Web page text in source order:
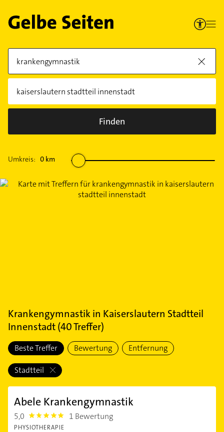
Finden
Umkreis: 0 km
Krankengymnastikin Kaiserslautern Stadtteil
Innenstadt(40Treffer)
Beste Treffer Bewertung Entfernung
Stadtteil
Abele Krankengymnastik
5,0 5.0 1 Bewertung
PHYSIOTHERAPIE